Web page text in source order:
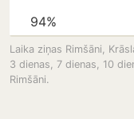
94%
Laika ziņas Rimšāni,
3 dienas, 7 dienas, 10
Rimšāni.